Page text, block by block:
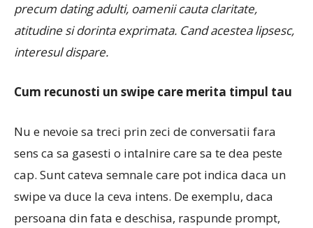
precum dating adulti, oamenii cauta claritate,
atitudine si dorinta exprimata. Cand acestea lipsesc,
interesul dispare.
Cum recunosti un swipe care merita timpul tau
Nu e nevoie sa treci prin zeci de conversatii fara
sens ca sa gasesti o intalnire care sa te dea peste
cap. Sunt cateva semnale care pot indica daca un
swipe va duce la ceva intens. De exemplu, daca
persoana din fata e deschisa, raspunde prompt,